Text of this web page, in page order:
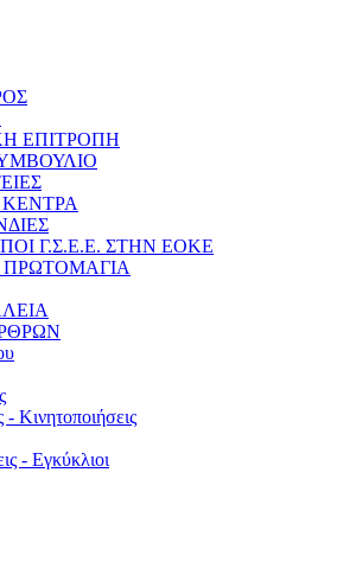
ΕΠΙΤΡΟΠΗ
ΚΕΝΤΡΑ
Γ.Σ.Ε.Ε. ΣΤΗΝ ΕΟΚΕ
ΠΡΩΤΟΜΑΓΙΑ
Κινητοποιήσεις
- Εγκύκλιοι